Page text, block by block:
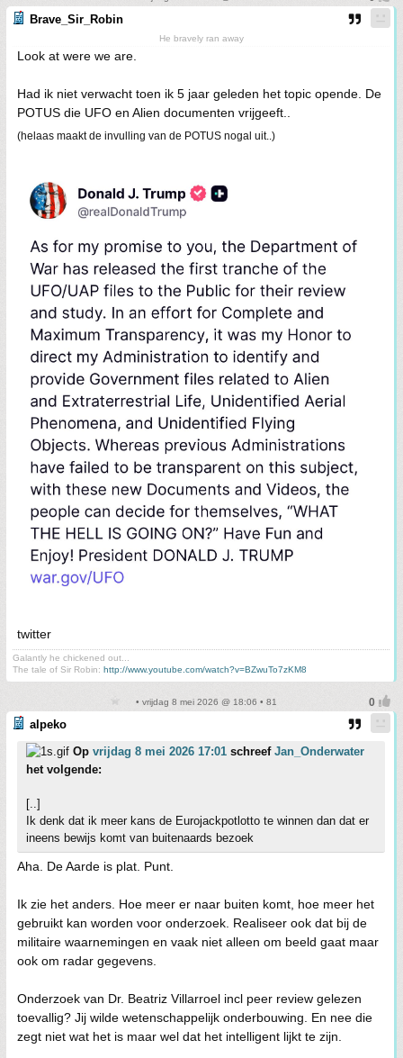
Brave_Sir_Robin
He bravely ran away
Look at were we are.
Had ik niet verwacht toen ik 5 jaar geleden het topic opende. De
POTUS die UFO en Alien documenten vrijgeeft..
(helaas maakt de invulling van de POTUS nogal uit..)
twitter
Galantly he chickened out...
The tale of Sir Robin: http://www.youtube.com/watch?v=BZwuTo7zKM8
• vrijdag 8 mei 2026 @ 18:06 • 81
alpeko
Op vrijdag 8 mei 2026 17:01 schreef Jan_Onderwater
het volgende:
[..]
Ik denk dat ik meer kans de Eurojackpotlotto te winnen dan dat er
ineens bewijs komt van buitenaards bezoek
Aha. De Aarde is plat. Punt.
Ik zie het anders. Hoe meer er naar buiten komt, hoe meer het
gebruikt kan worden voor onderzoek. Realiseer ook dat bij de
militaire waarnemingen en vaak niet alleen om beeld gaat maar
ook om radar gegevens.
Onderzoek van Dr. Beatriz Villarroel incl peer review gelezen
toevallig? Jij wilde wetenschappelijk onderbouwing. En nee die
zegt niet wat het is maar wel dat het intelligent lijkt te zijn.